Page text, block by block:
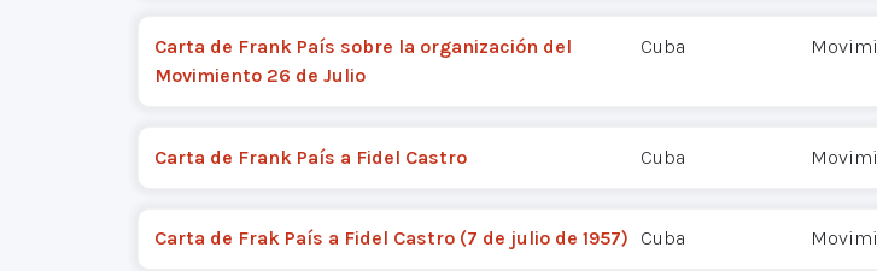
Carta de Frank País sobre la organización del
Movimiento 26 de Julio
Cuba
Carta de Frank País a Fidel Castro Cuba
Carta de Frak País a Fidel Castro (7 de julio de 1957) Cuba